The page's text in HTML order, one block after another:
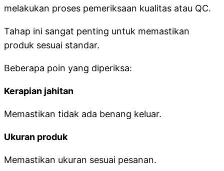
melakukan proses pemeriksaan kualitas atau QC.
Tahap ini sangat penting untuk memastikan
produk sesuai standar.
Beberapa poin yang diperiksa:
Kerapian jahitan
Memastikan tidak ada benang keluar.
Ukuran produk
Memastikan ukuran sesuai pesanan.